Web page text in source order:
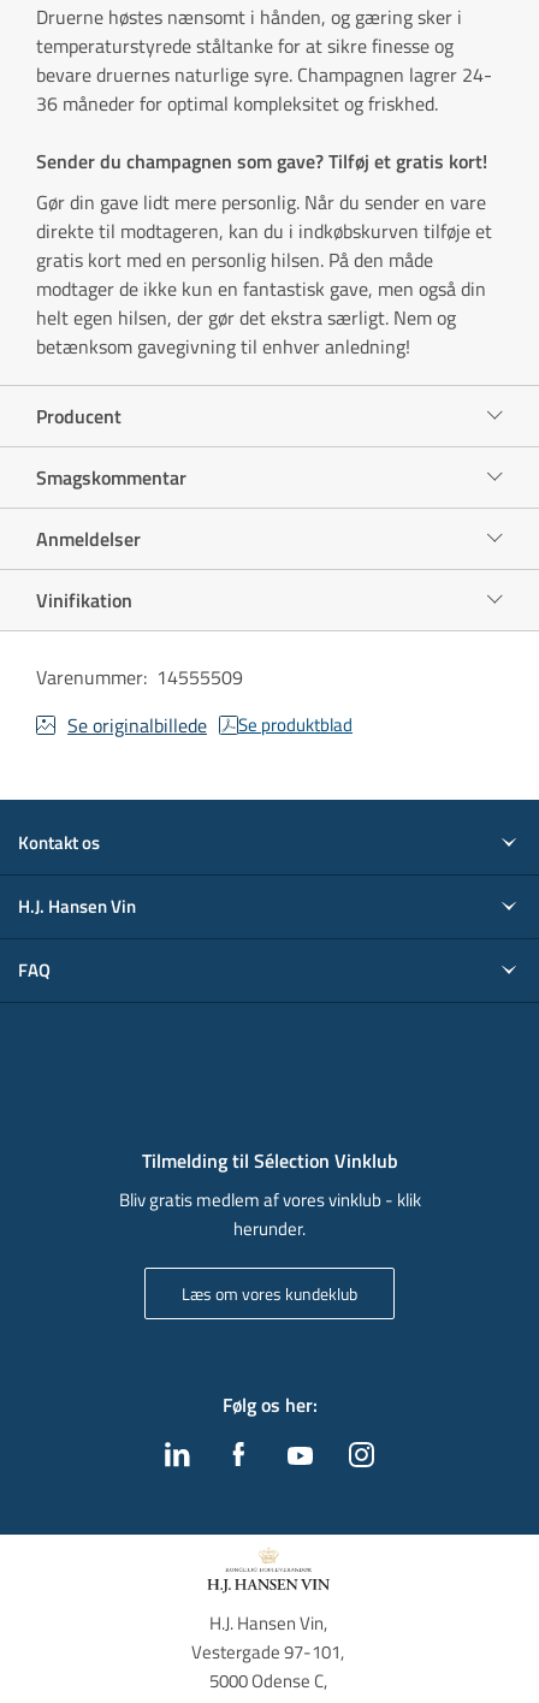
Druerne høstes nænsomt i hånden, og gæring sker i
temperaturstyrede ståltanke for at sikre finesse og
bevare druernes naturlige syre. Champagnen lagrer 24-
36 måneder for optimal kompleksitet og friskhed.
Sender du champagnen som gave? Tilføj et gratis kort!
Gør din gave lidt mere personlig. Når du sender en vare
direkte til modtageren, kan du i indkøbskurven tilføje et
gratis kort med en personlig hilsen. På den måde
modtager de ikke kun en fantastisk gave, men også din
helt egen hilsen, der gør det ekstra særligt. Nem og
betænksom gavegivning til enhver anledning!
Producent
Smagskommentar
Anmeldelser
Vinifikation
Varenummer: 14555509
Se originalbillede
Se produktblad
Kontakt os
H.J. Hansen Vin
FAQ
Tilmelding til Sélection Vinklub
Bliv gratis medlem af vores vinklub - klik
herunder.
Læs om vores kundeklub
Følg os her:
H.J. Hansen Vin,
Vestergade 97-101,
5000 Odense C,